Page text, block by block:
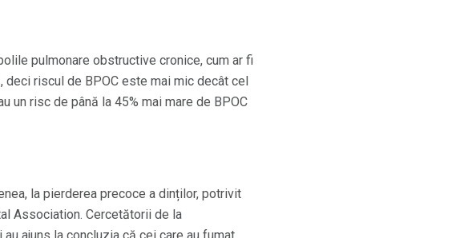
pulmonare obstructive cronice, cum ar fi
riscul de BPOC este mai mic decât cel
un risc de până la 45% mai mare de BPOC
la pierderea precoce a dinților, potrivit
Association. Cercetătorii de la